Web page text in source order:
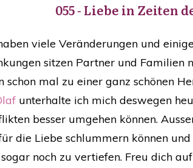
055 - Liebe in Zeiten
viele Veränderungen und
sitzen Partner und Familien
schon mal zu einer ganz schönen
unterhalte ich mich deswegen
besser umgehen können.
die Liebe schlummern können
noch zu vertiefen. Freu dich